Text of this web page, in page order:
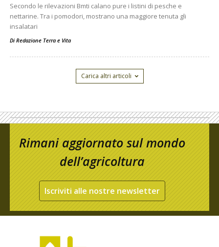
Secondo le rilevazioni Bmti calano pure i listini di pesche e
nettarine. Tra i pomodori, mostrano una maggiore tenuta gli
insalatari
Di Redazione Terra e Vita
Carica altri articoli
Rimani aggiornato sul mondo
dell’agricoltura
Iscriviti alle nostre newsletter